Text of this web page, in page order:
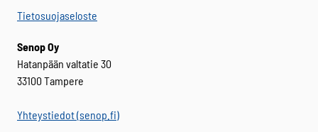
Tietosuojaseloste
Senop Oy
Hatanpään valtatie 30
33100 Tampere
Yhteystiedot (senop.fi)